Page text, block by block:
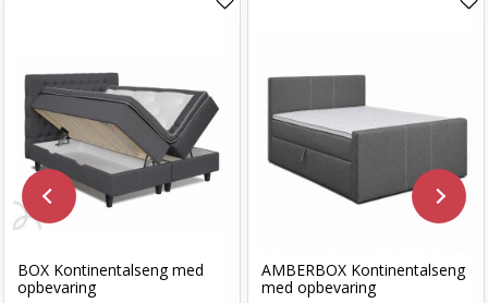
BOX Kontinentalseng med
opbevaring
AMBERBOX Kontinentalseng
med opbevaring